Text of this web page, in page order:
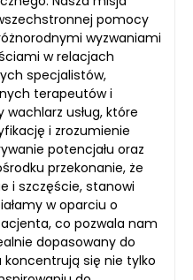
pomocy
wyzwaniami
w relacjach
specjalistów,
terapeutów i
usług, które
i zrozumienie
potencjału oraz
przekonanie, że
i szczęście, stanowi
w oparciu o
co pozwala nam
dopasowany do
koncentrują się nie tylko